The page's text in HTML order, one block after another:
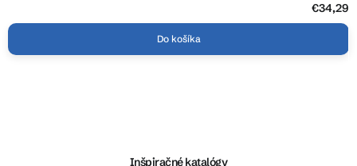
€34,29
Do košíka
Inšpiračné katalógy